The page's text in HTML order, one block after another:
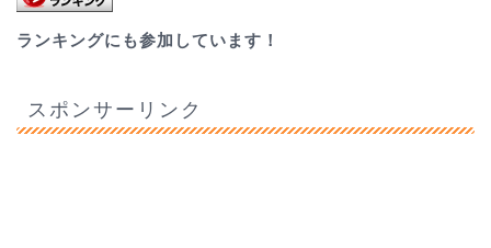
ランキングにも参加しています！
スポンサーリンク